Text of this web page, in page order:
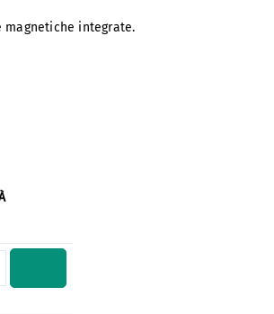
integrate.
del prodotto: